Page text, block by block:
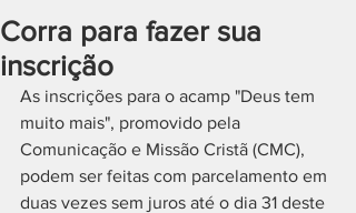
Corra para fazer sua
inscrição
As inscrições para o acamp "Deus tem
muito mais", promovido pela
Comunicação e Missão Cristã (CMC),
podem ser feitas com parcelamento em
duas vezes sem juros até o dia 31 deste